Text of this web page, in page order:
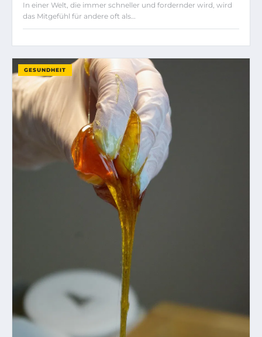
In einer Welt, die immer schneller und fordernder wird, wird
das Mitgefühl für andere oft als…
GESUNDHEIT